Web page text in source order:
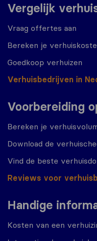
Vergelijk
Vraag offertes aan
Bereken je
Goedkoop verhuizen
Verhuisbedrijven in
Voorbereiding
Bereken je
Download de
Vind de beste
Reviews voor
Handige
Kosten van een